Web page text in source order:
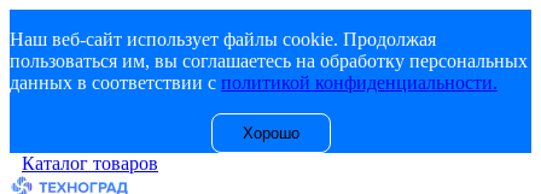
Наш веб-сайт использует файлы cookie. Продолжая
пользоваться им, вы соглашаетесь на обработку персональных
данных в соответствии с политикой конфиденциальности.
Хорошо
Каталог товаров